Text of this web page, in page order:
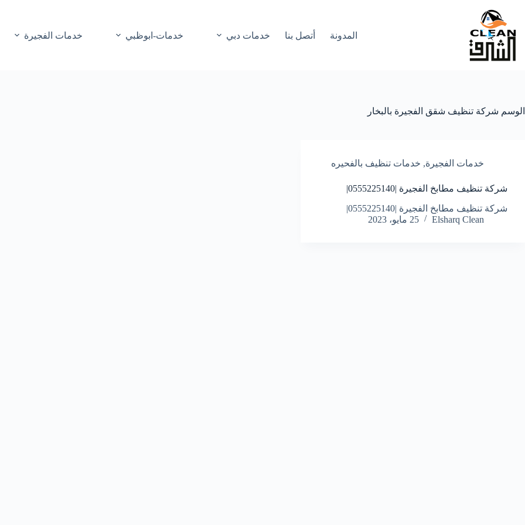
المحتوى
المدونة أتصل بنا خدمات دبي خدمات-ابوظبي خدمات الفجيرة
الوسم شركة تنظيف شقق الفجيرة بالبخار
خدمات الفجيرة, خدمات تنظيف بالفحيره
شركة تنظيف مطابخ الفجيرة |0555225140|
شركة تنظيف مطابخ الفجيرة |0555225140|
Elsharq Clean
25 مايو، 2023